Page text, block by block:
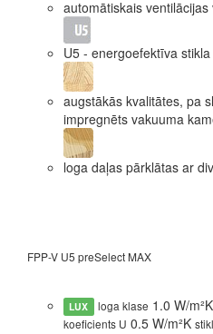
automātiskais ventilācijas
U5 - energoefektīva
augstākās kvalitātes, pa
impregnēts vakuuma
loga daļas pārklātas ar
FPP-V U5 preSelect MAX
LUX loga klase 1.0 W/m²K
koeficients U 0.5 W/m²K